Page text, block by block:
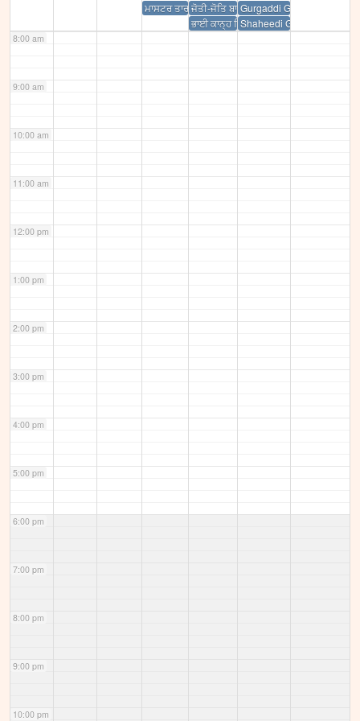
ਮਾਸਟਰ ਤਾਰਾ ਸਿੰਘ ਦਾ ਅਕਾਲ ਚਲਾਣਾ
ਜੋਤੀ-ਜੋਤਿ ਬਾਬਾ ਸੁੰਦਰ ਜੀ
ਭਾਈ ਕਾਨ੍ਹ ਸਿੰਘ ਨਾਭਾ ਦਾ ਅਕਾਲ ਚਲਾਣਾ
Gurgaddi Guru Gobind
Shaheedi Guru Teg
8:00 am
9:00 am
10:00 am
11:00 am
12:00 pm
1:00 pm
2:00 pm
3:00 pm
4:00 pm
5:00 pm
6:00 pm
7:00 pm
8:00 pm
9:00 pm
10:00 pm